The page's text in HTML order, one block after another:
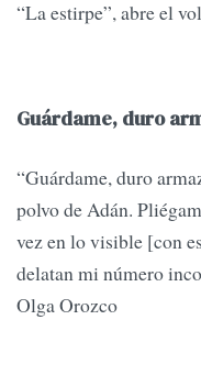
“La estirpe”, abre el
Guárdame, duro
“Guárdame, duro
polvo de Adán.
vez en lo visible [con
delatan mi número
Olga Orozco